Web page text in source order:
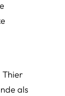
Thier
als